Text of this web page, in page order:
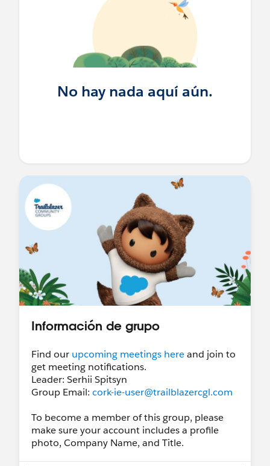
No hay nada aquí aún.
Información de grupo
Find our upcoming meetings hereand join to
get meeting notifications.
Leader: Serhii Spitsyn
Group Email: cork-ie-user@trailblazercgl.com
To become a member of this group, please
make sure your account includes a profile
photo, Company Name, and Title.